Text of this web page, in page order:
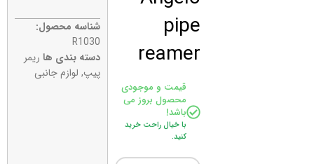
pipe
reamer
قیمت و موجودی
محصول بروز می
باشد!
با خیال راحت خرید
کنید.
شناسه محصول:
R1030
دسته بندی ها ریمر
پیپ, لوازم جانبی